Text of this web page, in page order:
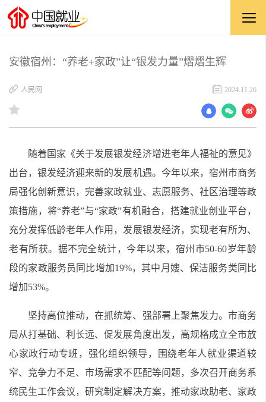
安徽宿州：“养老+家政”让“银发力量”熠熠生辉
​人民网 2024.11.26
随着国家《关于发展银发经济增进老年人福祉的意见》
出台，银发经济迎来新的发展机遇。今年以来，宿州市商务
局强化创新意识，完善家政就业、志愿服务、社区治理等政
策措施，将“养老”与“家政”有机融合，搭建就业创业平台，
充分发挥低龄老年人作用，发展银发经济，实现老有所为、
老有所获。据不完全统计，今年以来，宿州市50-60岁年龄
段的家政服务员同比增加19%，其中月嫂、保洁服务类同比
增加53%。
坚持高位推动，在抓统筹、强部署上聚焦发力。市商务
局从打基础、利长远、促发展角度出发，高规格成立全市放
心家政行动专班，强化组织领导，围绕老年人就业渠道较
窄、竞争力不足、市场需求不匹配等问题，多次召开商务系
统民生工作会议，研究制定解决方案，推动家政助老、家政